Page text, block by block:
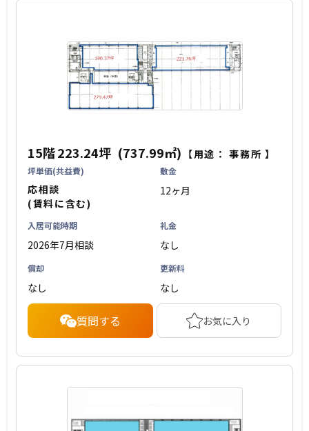
15階223.24坪 (737.99㎡) 【用途：事務所 】
坪単価(共益費)
応相談
(賃料に含む)
敷金
12ヶ月
入居可能時期
2026年7月相談
礼金
なし
償却
なし
更新料
なし
質問する お気に入り